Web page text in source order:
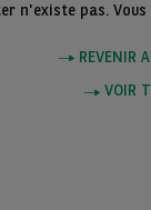
n'existe pas.
REVENIR
VOIR